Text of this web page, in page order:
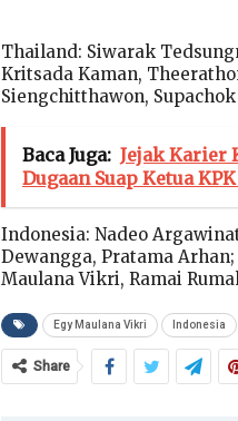
Thailand: Siwarak
Kritsada Kaman,
Siengchitthawon,
Baca Juga: Jejak Karier
Dugaan Suap Ketua
Indonesia: Nadeo
Dewangga, Pratama
Maulana Vikri, Ramai
Egy Maulana Vikri Indonesia
Share